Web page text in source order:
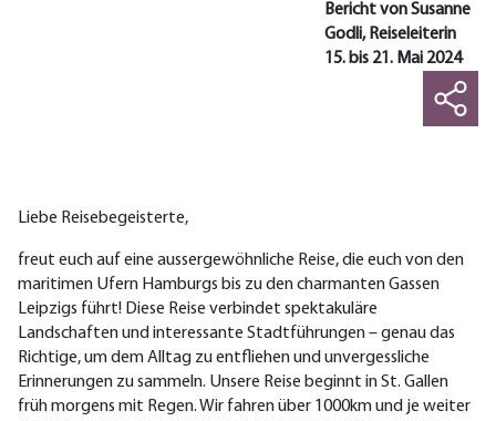
Bericht von Susanne
Godli, Reiseleiterin
15. bis 21. Mai 2024
Liebe Reisebegeisterte,
freut euch auf eine aussergewöhnliche Reise, die euch von den
maritimen Ufern Hamburgs bis zu den charmanten Gassen
Leipzigs führt! Diese Reise verbindet spektakuläre
Landschaftenund interessante Stadtführungen – genau das
Richtige, um dem Alltag zu entfliehen und unvergessliche
Erinnerungen zu sammeln. Unsere Reise beginnt in St. Gallen
früh morgens mit Regen. Wir fahren über 1000km und je weiter